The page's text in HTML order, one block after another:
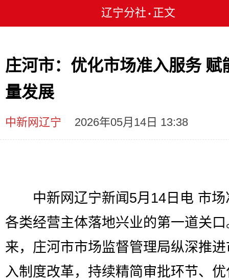
辽宁分社 • 正文
庄河市：优化市场准入服务 赋
量发展
中新网辽宁 2026年05月14日 13:38
中新网辽宁新闻5月14日电 市场
各类经营主体落地兴业的第一道关
来，庄河市市场监督管理局纵深推
入制度改革，持续精简审批环节、